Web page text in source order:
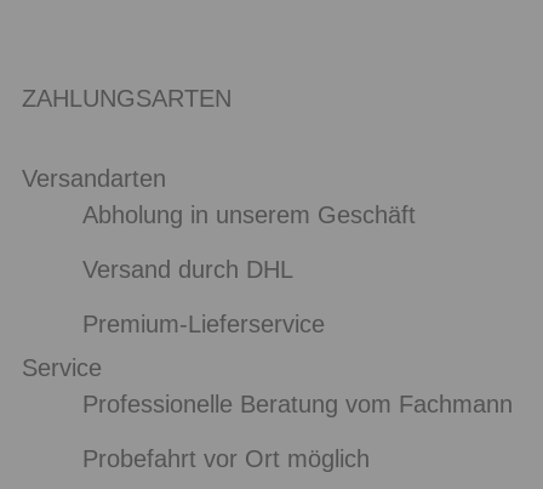
ZAHLUNGSARTEN
Versandarten
Abholung in unserem Geschäft
Versand durch DHL
Premium-Lieferservice
Service
Professionelle Beratung vom Fachmann
Probefahrt vor Ort möglich